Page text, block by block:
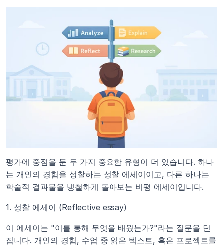
평가에 중점을 둔 두 가지 중요한 유형이 더 있습니다. 하나
는 개인의 경험을 성찰하는 성찰 에세이이고, 다른 하나는
학술적 결과물을 냉철하게 돌아보는 비평 에세이입니다.
1. 성찰 에세이 (Reflective essay)
이 에세이는 "이를 통해 무엇을 배웠는가?"라는 질문을 던
집니다. 개인의 경험, 수업 중 읽은 텍스트, 혹은 프로젝트를